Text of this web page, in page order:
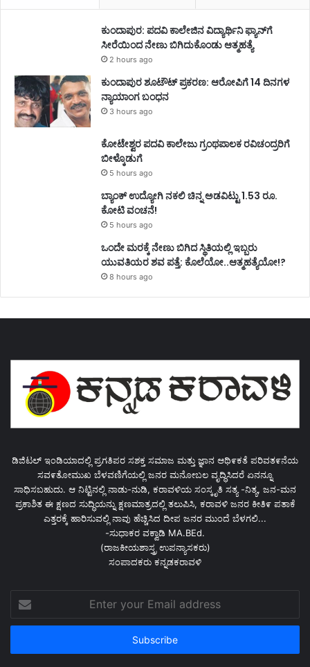
ಕುಂದಾಪುರ: ಪದವಿ ಕಾಲೇಜಿನ ವಿದ್ಯಾರ್ಥಿನಿ ಫ್ಯಾನ್‌ಗೆ
ಸೀರೆಯಿಂದ ನೇಣು ಬಿಗಿದುಕೊಂಡು ಆತ್ಮಹತ್ಯೆ
2 hours ago
ಕುಂದಾಪುರ ಶೂಟೌಟ್ ಪ್ರಕರಣ: ಆರೋಪಿಗೆ 14 ದಿನಗಳ
ನ್ಯಾಯಾಂಗ ಬಂಧನ
3 hours ago
ಕೋಟೇಶ್ವರ ಪದವಿ ಕಾಲೇಜು ಗ್ರಂಥಪಾಲಕ ರವಿಚಂದ್ರರಿಗೆ
ಬೀಳ್ಕೊಡುಗೆ
5 hours ago
ಬ್ಯಾಂಕ್ ಉದ್ಯೋಗಿ ನಕಲಿ ಚಿನ್ನ ಅಡವಿಟ್ಟು 1.53 ರೂ.
ಕೋಟಿ ವಂಚನೆ!
5 hours ago
ಒಂದೇ ಮರಕ್ಕೆ ನೇಣು ಬಿಗಿದ ಸ್ಥಿತಿಯಲ್ಲಿ ಇಬ್ಬರು
ಯುವತಿಯರ ಶವ ಪತ್ತೆ: ಕೊಲೆಯೋ..ಆತ್ಮಹತ್ಯೆಯೋ!?
8 hours ago
ಡಿಜಿಟಲ್ ಇಂಡಿಯಾದಲ್ಲಿ ಪ್ರಗತಿಪರ ಸಶಕ್ತ ಸಮಾಜ ಮತ್ತು ಜ್ಞಾನ ಆಥಿ೯ಕತೆ ಪರಿವತ೯ನೆಯ
ಸವ೯ತೋಮುಖ ಬೆಳವಣಿಗೆಯಲ್ಲಿ ಜನರ ಮನೋಬಲ ವೃದ್ಧಿಸಿದರೆ ಏನನ್ನೂ
ಸಾಧಿಸಬಹುದು. ಆ ನಿಟ್ಟಿನಲ್ಲಿ ನಾಡು-ನುಡಿ, ಕರಾವಳಿಯ ಸಂಸ್ಕೃತಿ ಸತ್ಯ -ನಿತ್ಯ, ಜನ-ಮನ
ಪ್ರಕಾಶಿತ ಈ ಕ್ಷಣದ ಸುದ್ಧಿಯನ್ನು ಕ್ಷಣಮಾತ್ರದಲ್ಲಿ ತಲುಪಿಸಿ, ಕರಾವಳಿ ಜನರ ಕೀತಿ೯ ಪತಾಕೆ
ಎತ್ತರಕ್ಕೆ ಹಾರಿಸುವಲ್ಲಿ ನಾವು ಹೆಚ್ಚಿಸಿದ ದೀಪ ಜನರ ಮುಂದೆ ಬೆಳಗಲಿ...
-ಸುಧಾಕರ ವಕ್ವಾಡಿ MA.BEd.
(ರಾಜಕೀಯಶಾಸ್ತ್ರ ಉಪನ್ಯಾಸಕರು)
ಸಂಪಾದಕರು ಕನ್ನಡಕರಾವಳಿ
your
Email